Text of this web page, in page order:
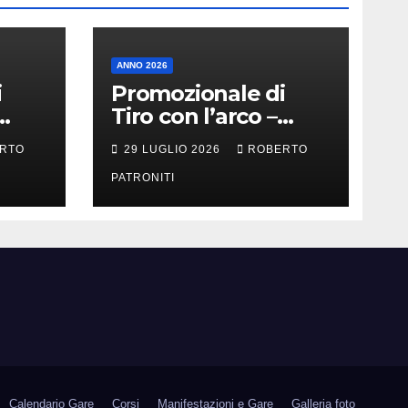
ANNO 2026
Promozionale di
Tiro con l’arco –
Militello Rosmarino
(Me)
29 LUGLIO 2026 ROBERTO
PATRONITI
Calendario Gare Corsi Manifestazioni e Gare Galleria foto